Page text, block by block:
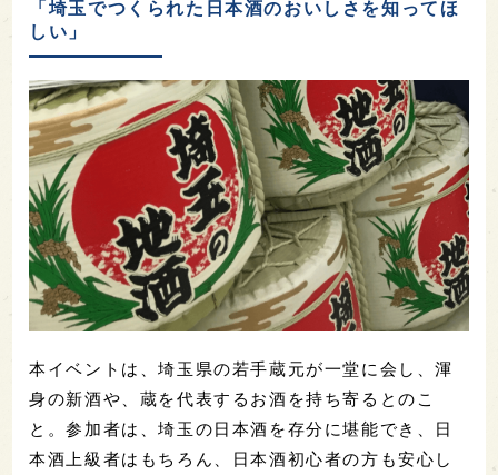
「埼玉でつくられた日本酒のおいしさを知ってほ
しい」
本イベントは、埼玉県の若手蔵元が一堂に会し、渾
身の新酒や、蔵を代表するお酒を持ち寄るとのこ
と。参加者は、埼玉の日本酒を存分に堪能でき、日
本酒上級者はもちろん、日本酒初心者の方も安心し